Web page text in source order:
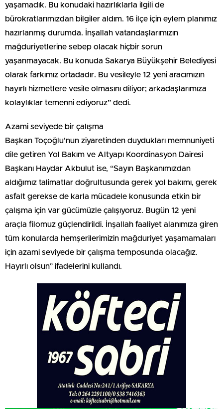
yaşamadık. Bu konudaki hazırlıklarla ilgili de
bürokratlarımızdan bilgiler aldım. 16 ilçe için eylem planımız
hazırlanmış durumda. İnşallah vatandaşlarımızın
mağduriyetlerine sebep olacak hiçbir sorun
yaşanmayacak. Bu konuda Sakarya Büyükşehir Belediyesi
olarak farkımız ortadadır. Bu vesileyle 12 yeni aracımızın
hayırlı hizmetlere vesile olmasını diliyor; arkadaşlarımıza
kolaylıklar temenni ediyoruz” dedi.
Azami seviyede bir çalışma
Başkan Toçoğlu’nun ziyaretinden duydukları memnuniyeti
dile getiren Yol Bakım ve Altyapı Koordinasyon Dairesi
Başkanı Haydar Akbulut ise, “Sayın Başkanımızdan
aldığımız talimatlar doğrultusunda gerek yol bakımı, gerek
asfalt gerekse de karla mücadele konusunda etkin bir
çalışma için var gücümüzle çalışıyoruz. Bugün 12 yeni
araçla filomuz güçlendirildi. İnşallah faaliyet alanımıza giren
tüm konularda hemşerilerimizin mağduriyet yaşamamaları
için azami seviyede bir çalışma temposunda olacağız.
Hayırlı olsun” ifadelerini kullandı.